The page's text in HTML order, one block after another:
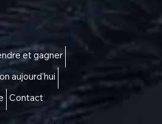
et gagner
aujourd'hui
Contact